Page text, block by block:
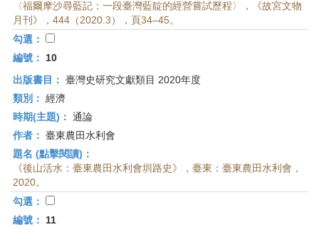
〈福爾摩沙尋藍記：一段臺灣藍靛的經營嘗試歷程〉，《故宮文物
月刊》，444（2020.3），頁34–45。
勾選：
編號：
10
出版書目： 臺灣史研究文獻類目 2020年度
類別： 經濟
時期(主題)： 通論
作者： 臺東農田水利會
題名 (點擊閱讀)：
《後山活水：臺東農田水利會圳路史》，臺東：臺東農田水利會，
2020。
勾選：
編號：
11